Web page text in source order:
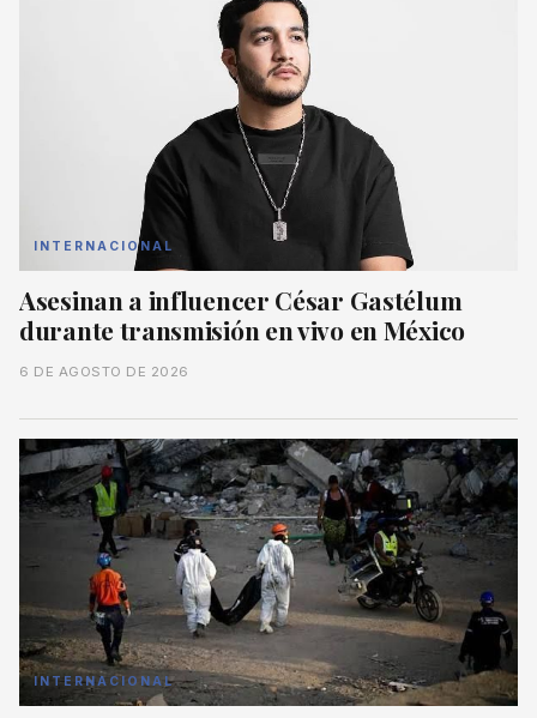
INTERNACIONAL
Asesinan a influencer César Gastélum
durante transmisión en vivo en México
6 DE AGOSTO DE 2026
INTERNACIONAL